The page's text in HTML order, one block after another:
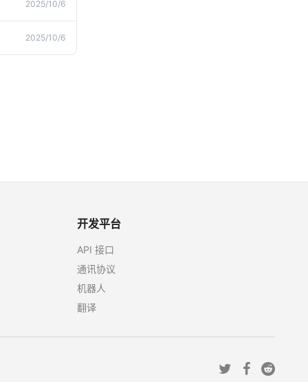
2025/10/6
2025/10/6
开发平台
API 接口
通讯协议
机器人
翻译